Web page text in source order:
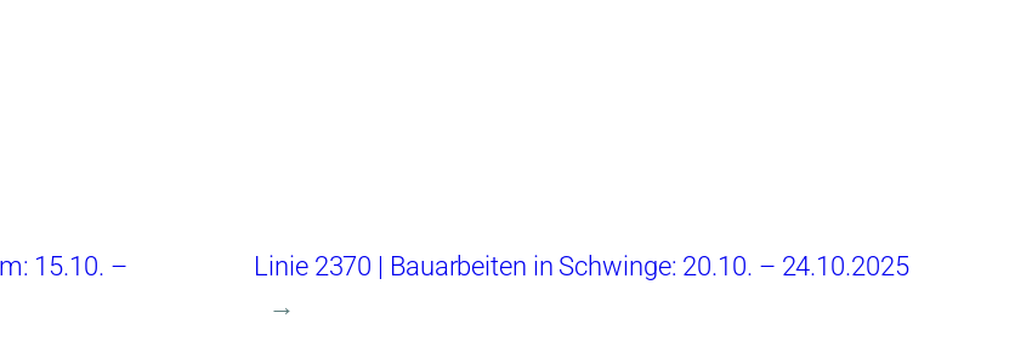
15.10. –
Linie 2370 | Bauarbeiten in Schwinge: 20.10. – 24.10.2025
→